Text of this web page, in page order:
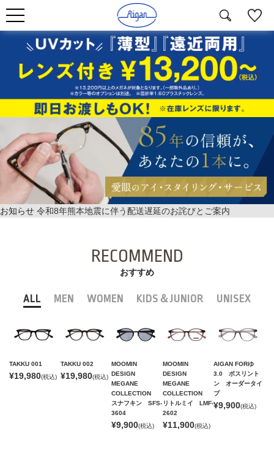
お知らせ 令和8年熊本地震に伴う配送遅延のお詫びとご案内
RECOMMEND
おすすめ
ALL MEN WOMEN KIDS＆JUNIOR UNISEX
TAKKU 001
¥19,980(税込)
TAKKU 002
¥19,980(税込)
MOOMIN
DESIGN
MEGANE
COLLECTION
スナフキン SFS-
3604
¥9,900(税込)
MOOMIN
DESIGN
MEGANE
COLLECTION
リトルミイ LMF-
2602
¥11,900(税込)
AIGAN FORゆ
3.0 ボスリント
ン オーダータイ
プ
¥9,900(税込)